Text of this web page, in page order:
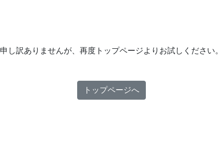
申し訳ありませんが、再度トップページよりお試しください。
トップページへ